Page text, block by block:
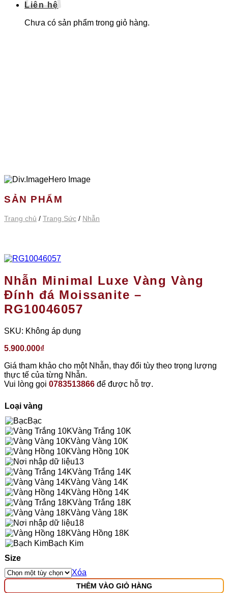
Chưa có sản phẩm trong giỏ hàng.
Liên hệ
SẢN PHẨM
Trang chủ / Trang Sức / Nhẫn
Nhẫn Minimal Luxe Vàng Vàng
Đính đá Moissanite –
RG10046057
SKU: Không áp dụng
5.900.000₫
Giá tham khảo cho một Nhẫn, thay đổi tùy theo trọng lượng
thực tế của từng Nhẫn.
Vui lòng gọi 0783513866 để được hỗ trợ.
Loại vàng
Bạc
Vàng Trắng 10K
Vàng Vàng 10K
Vàng Hồng 10K
13
Vàng Trắng 14K
Vàng Vàng 14K
Vàng Hồng 14K
Vàng Trắng 18K
Vàng Vàng 18K
18
Vàng Hồng 18K
Bạch Kim
Size
Xóa
THÊM VÀO GIỎ HÀNG